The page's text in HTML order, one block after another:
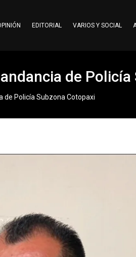
EDITORIAL VARIOS Y SOCIAL
de
de Policía Subzona Cotopaxi